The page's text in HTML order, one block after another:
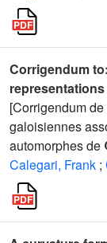
Corrigendum
[Corrigendum
galoisiennes
automorphes de
Calegari, Frank ;